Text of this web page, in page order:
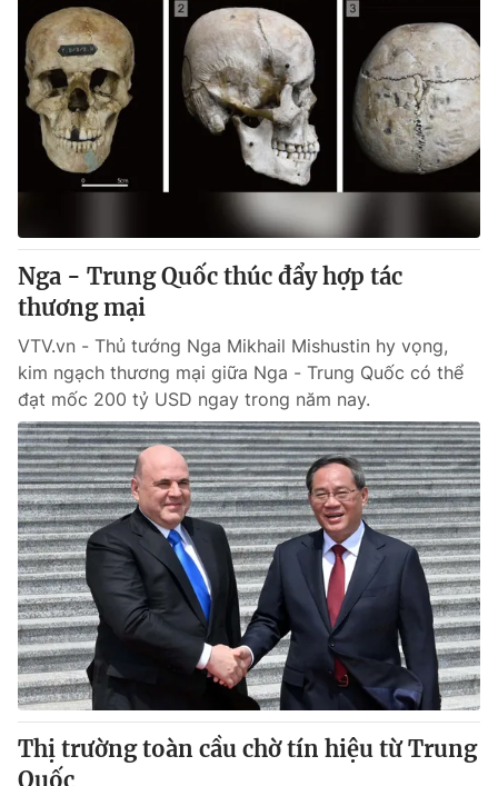
Nga - Trung Quốc thúc đẩy hợp tác
thương mại
VTV.vn - Thủ tướng Nga Mikhail Mishustin hy vọng,
kim ngạch thương mại giữa Nga - Trung Quốc có thể
đạt mốc 200 tỷ USD ngay trong năm nay.
Thị trường toàn cầu chờ tín hiệu từ Trung
Quốc